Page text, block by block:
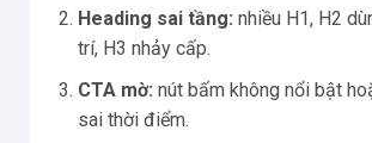
Heading sai tầng: nhiều H1, H2
trí, H3 nhảy cấp.
CTA mờ: nút bấm không nổi bật
sai thời điểm.